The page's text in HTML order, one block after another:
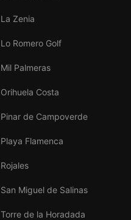
La Zenia
Lo Romero Golf
Mil Palmeras
Orihuela Costa
Pinar de Campoverde
Playa Flamenca
Rojales
San Miguel de Salinas
Torre de la Horadada